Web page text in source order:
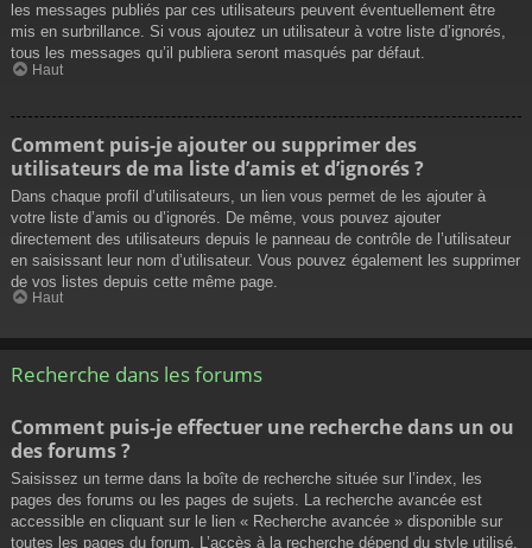
les messages publiés par ces utilisateurs peuvent éventuellement être
mis en surbrillance. Si vous ajoutez un utilisateur à votre liste d’ignorés,
tous les messages qu’il publiera seront masqués par défaut.
Haut
Comment puis-je ajouter ou supprimer des
utilisateurs de ma liste d’amis et d’ignorés ?
Dans chaque profil d’utilisateurs, un lien vous permet de les ajouter à
votre liste d’amis ou d’ignorés. De même, vous pouvez ajouter
directement des utilisateurs depuis le panneau de contrôle de l’utilisateur
en saisissant leur nom d’utilisateur. Vous pouvez également les supprimer
de vos listes depuis cette même page.
Haut
Recherche dans les forums
Comment puis-je effectuer une recherche dans un ou
des forums ?
Saisissez un terme dans la boîte de recherche située sur l’index, les
pages des forums ou les pages de sujets. La recherche avancée est
accessible en cliquant sur le lien « Recherche avancée » disponible sur
toutes les pages du forum. L’accès à la recherche dépend du style utilisé.